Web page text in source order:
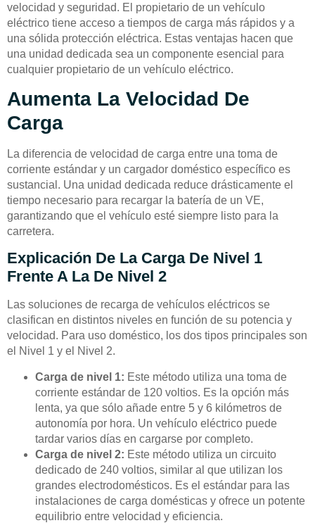
velocidad y seguridad. El propietario de un vehículo
eléctrico tiene acceso a tiempos de carga más rápidos y a
una sólida protección eléctrica. Estas ventajas hacen que
una unidad dedicada sea un componente esencial para
cualquier propietario de un vehículo eléctrico.
Aumenta La Velocidad De
Carga
La diferencia de velocidad de carga entre una toma de
corriente estándar y un cargador doméstico específico es
sustancial. Una unidad dedicada reduce drásticamente el
tiempo necesario para recargar la batería de un VE,
garantizando que el vehículo esté siempre listo para la
carretera.
Explicación De La Carga De Nivel 1
Frente A La De Nivel 2
Las soluciones de recarga de vehículos eléctricos se
clasifican en distintos niveles en función de su potencia y
velocidad. Para uso doméstico, los dos tipos principales son
el Nivel 1 y el Nivel 2.
Carga de nivel 1: Este método utiliza una toma de
corriente estándar de 120 voltios. Es la opción más
lenta, ya que sólo añade entre 5 y 6 kilómetros de
autonomía por hora. Un vehículo eléctrico puede
tardar varios días en cargarse por completo.
Carga de nivel 2: Este método utiliza un circuito
dedicado de 240 voltios, similar al que utilizan los
grandes electrodomésticos. Es el estándar para las
instalaciones de carga domésticas y ofrece un potente
equilibrio entre velocidad y eficiencia.